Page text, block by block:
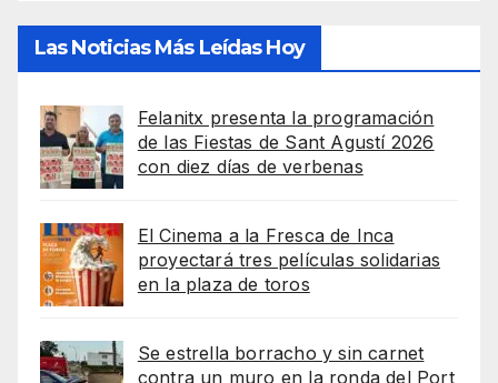
Las Noticias Más Leídas Hoy
Felanitx presenta la programación
de las Fiestas de Sant Agustí 2026
con diez días de verbenas
El Cinema a la Fresca de Inca
proyectará tres películas solidarias
en la plaza de toros
Se estrella borracho y sin carnet
contra un muro en la ronda del Port